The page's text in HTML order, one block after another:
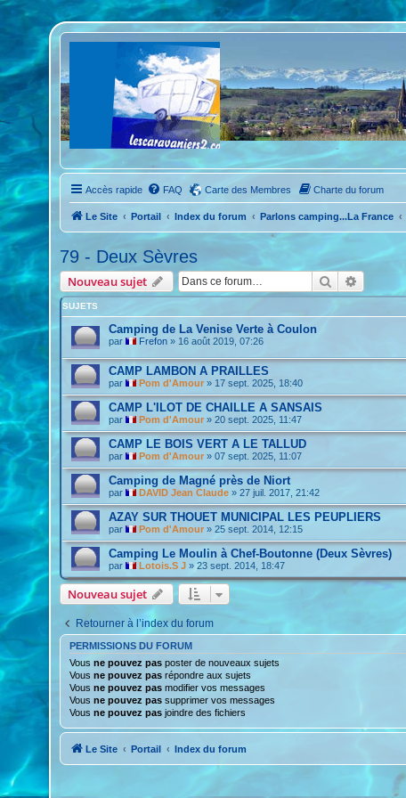
Accès rapide FAQ Carte des Membres Charte du forum
Le Site Portail Index du forum Parlons camping...La France
79 - Deux Sèvres
Nouveau sujet Rechercher
SUJETS
Camping de La Venise Verte à Coulon
par Frefon » 16 août 2019, 07:26
CAMP LAMBON A PRAILLES
par Pom d'Amour » 17 sept. 2025, 18:40
CAMP L'ILOT DE CHAILLE A SANSAIS
par Pom d'Amour »20 sept. 2025, 11:47
CAMP LE BOIS VERT A LE TALLUD
par Pom d'Amour »07 sept. 2025, 11:07
Camping de Magné près de Niort
par DAVID Jean Claude »27 juil. 2017, 21:42
AZAY SUR THOUET MUNICIPAL LES PEUPLIERS
par Pom d'Amour »25 sept. 2014, 12:15
Camping Le Moulin à Chef-Boutonne (Deux Sèvres)
par Lotois.S J »23 sept. 2014, 18:47
Nouveau sujet
Retourner à l’index du forum
PERMISSIONS DU FORUM
Vousne pouvez pas poster de nouveaux sujets
Vousne pouvez pas répondre aux sujets
Vousne pouvez pas modifier vos messages
Vousne pouvez pas supprimer vos messages
Vousne pouvez pas joindre des fichiers
Le Site Portail Index du forum